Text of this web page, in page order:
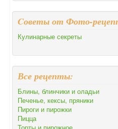
Cоветы от Фото-
Кулинарные секреты
Все рецепты:
Блины, блинчики и оладьи
Печенье, кексы, пряники
Пироги и пирожки
Пицца